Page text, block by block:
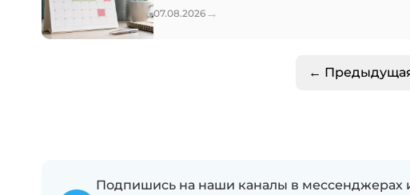
07.08.2026 →
←
Подпишись на наши каналы в мессенджерах